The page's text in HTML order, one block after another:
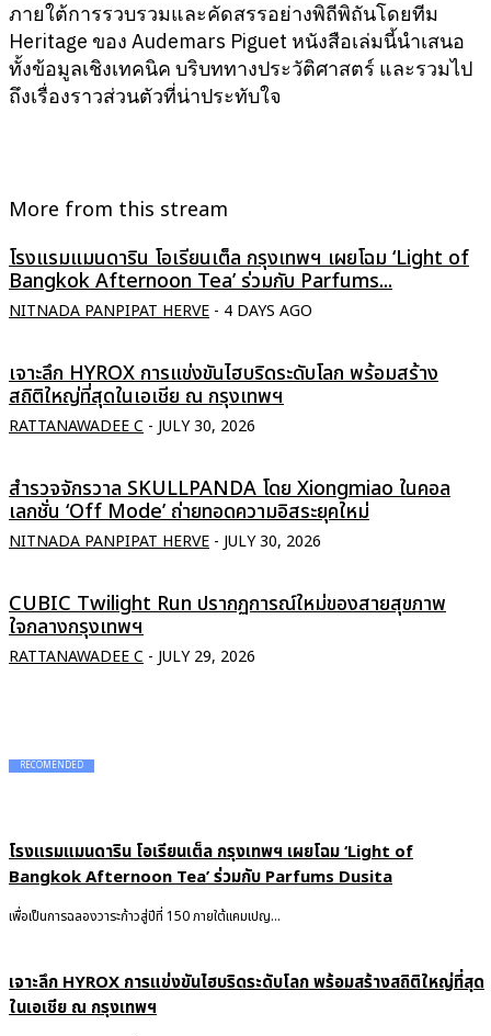
ภายใต้การรวบรวมและคัดสรรอย่างพิถีพิถันโดยทีม
Heritage ของ Audemars Piguet หนังสือเล่มนี้นำเสนอ
ทั้งข้อมูลเชิงเทคนิค บริบททางประวัติศาสตร์ และรวมไป
ถึงเรื่องราวส่วนตัวที่น่าประทับใจ
More from this stream
โรงแรมแมนดาริน โอเรียนเต็ล กรุงเทพฯ เผยโฉม ‘Light of
Bangkok Afternoon Tea’ ร่วมกับ Parfums...
NITNADA PANPIPAT HERVE - 4 DAYS AGO
เจาะลึก HYROX การแข่งขันไฮบริดระดับโลก พร้อมสร้าง
สถิติใหญ่ที่สุดในเอเชีย ณ กรุงเทพฯ
RATTANAWADEE C - JULY 30, 2026
สำรวจจักรวาล SKULLPANDA โดย Xiongmiao ในคอล
เลกชั่น ‘Off Mode’ ถ่ายทอดความอิสระยุคใหม่
NITNADA PANPIPAT HERVE - JULY 30, 2026
CUBIC Twilight Run ปรากฏการณ์ใหม่ของสายสุขภาพ
ใจกลางกรุงเทพฯ
RATTANAWADEE C - JULY 29, 2026
RECOMENDED
โรงแรมแมนดาริน โอเรียนเต็ล กรุงเทพฯ เผยโฉม ‘Light of
Bangkok Afternoon Tea’ ร่วมกับ Parfums Dusita
เพื่อเป็นการฉลองวาระก้าวสู่ปีที่ 150 ภายใต้แคมเปญ...
เจาะลึก HYROX การแข่งขันไฮบริดระดับโลก พร้อมสร้างสถิติใหญ่ที่สุด
ในเอเชีย ณ กรุงเทพฯ